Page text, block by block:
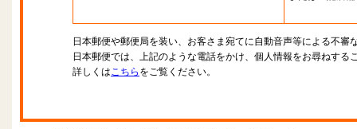
日本郵便や郵便局を装い、お客さま宛てに自動音声等による不審
日本郵便では、上記のような電話をかけ、個人情報をお尋ねする
詳しくはこちら をご覧ください。